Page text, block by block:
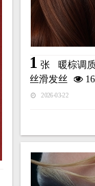
1 张暖棕调
丝滑发丝
2026-03-22